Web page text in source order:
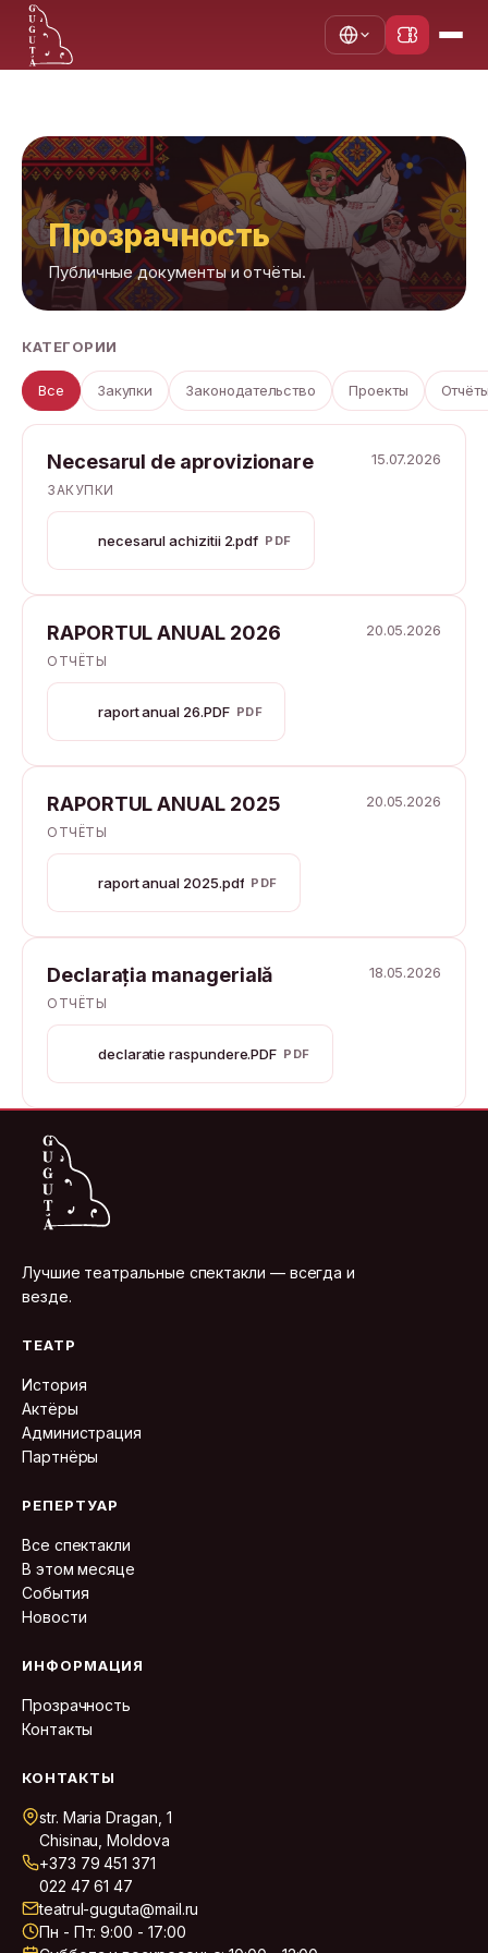
Прозрачность
Публичные документы и отчёты.
КАТЕГОРИИ
Все Закупки Законодательство Проекты
Necesarul de aprovizionare 15.07.2026
ЗАКУПКИ
necesarul achizitii 2.pdf PDF
RAPORTUL ANUAL 2026 20.05.2026
ОТЧЁТЫ
raport anual 26.PDF PDF
RAPORTUL ANUAL 2025 20.05.2026
ОТЧЁТЫ
raport anual 2025.pdf PDF
Declarația managerială 18.05.2026
ОТЧЁТЫ
declaratie raspundere.PDF PDF
Лучшие театральные спектакли — всегда и
везде.
ТЕАТР
История
Актёры
Администрация
Партнёры
РЕПЕРТУАР
Все спектакли
В этом месяце
События
Новости
ИНФОРМАЦИЯ
Прозрачность
Контакты
КОНТАКТЫ
str. Maria Dragan, 1
Chisinau, Moldova
+373 79 451 371
022 47 61 47
teatrul-guguta@mail.ru
Пн - Пт: 9:00 - 17:00